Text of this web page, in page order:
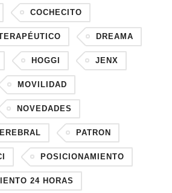
COCHECITO
DREAMA
HOGGI JENX
MOVILIDAD
NOVEDADES
PATRON
POSICIONAMIENTO
24 HORAS